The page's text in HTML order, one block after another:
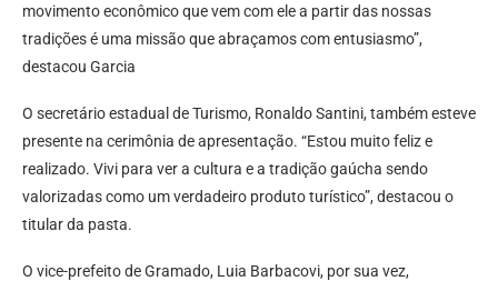
movimento econômico que vem com ele a partir das nossas
tradições é uma missão que abraçamos com entusiasmo”,
destacou Garcia
O secretário estadual de Turismo, Ronaldo Santini, também esteve
presente na cerimônia de apresentação. “Estou muito feliz e
realizado. Vivi para ver a cultura e a tradição gaúcha sendo
valorizadas como um verdadeiro produto turístico”, destacou o
titular da pasta.
O vice-prefeito de Gramado, Luia Barbacovi, por sua vez,